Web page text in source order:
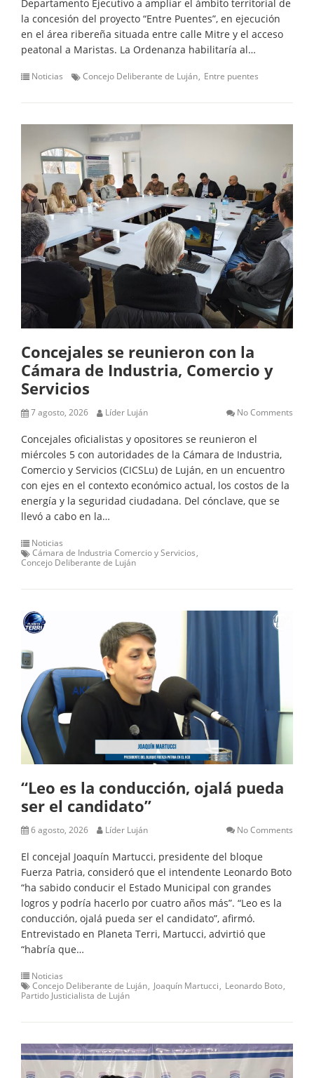
Departamento Ejecutivo a ampliar el ámbito territorial de
la concesión del proyecto “Entre Puentes”, en ejecución
en el área ribereña situada entre calle Mitre y el acceso
peatonal a Maristas. La Ordenanza habilitaría al…
Noticias Concejo Deliberante de Luján Entre puentes
Concejales se reunieron con la
Cámara de Industria, Comercio y
Servicios
7 agosto, 2026 Líder Luján No Comments
Concejales oficialistas y opositores se reunieron el
miércoles 5 con autoridades de la Cámara de Industria,
Comercio y Servicios (CICSLu) de Luján, en un encuentro
con ejes en el contexto económico actual, los costos de la
energía y la seguridad ciudadana. Del cónclave, que se
llevó a cabo en la…
Noticias
Cámara de Industria Comercio y Servicios
Concejo Deliberante de Luján
“Leo es la conducción, ojalá pueda
ser el candidato”
6 agosto, 2026 Líder Luján No Comments
El concejal Joaquín Martucci, presidente del bloque
Fuerza Patria, consideró que el intendente Leonardo Boto
“ha sabido conducir el Estado Municipal con grandes
logros y podría hacerlo por cuatro años más”. “Leo es la
conducción, ojalá pueda ser el candidato”, afirmó.
Entrevistado en Planeta Terri, Martucci, advirtió que
“habría que…
Noticias
Concejo Deliberante de Luján Joaquín Martucci
Leonardo Boto
Partido Justicialista de Luján